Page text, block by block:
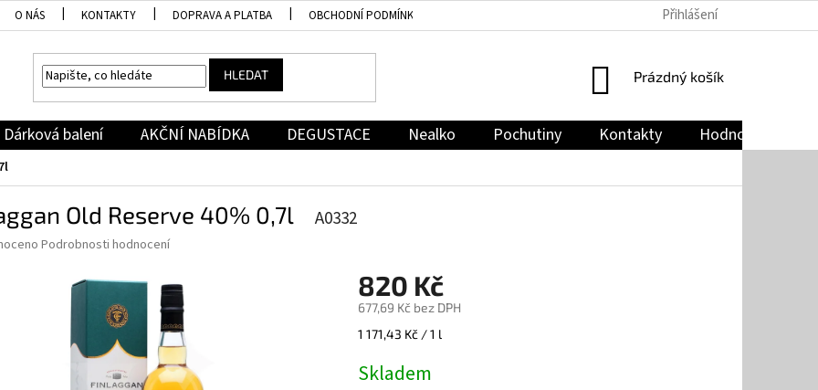
O NÁS KONTAKTY DOPRAVA A PLATBA OBCHODNÍ PODMÍNKY JAK NAKUPOVAT
Přihlášení
HLEDAT
NÁKUPNÍ
Prázdný košík
Dárková balení AKČNÍ NABÍDKA DEGUSTACE Nealko Pochutiny Kontakty Hodnocení
Old Reserve 40% 0,7l A0332
Podrobnosti hodnocení
820 Kč
677,69 Kč bez DPH
Měrná
1 171,43 Kč / 1 l
Skladem